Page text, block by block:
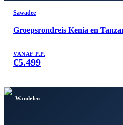
Sawadee
Groepsrondreis Kenia en
VANAF P.P.
€5.499
Wandelen